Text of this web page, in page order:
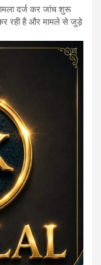
दर्ज कर जांच शुरू
रही है और मामले से जुड़े